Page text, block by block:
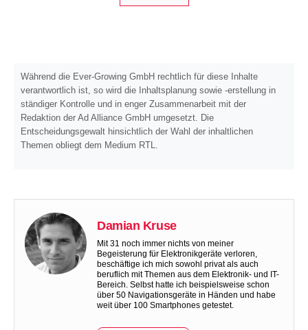
Während die Ever-Growing GmbH rechtlich für diese Inhalte
verantwortlich ist, so wird die Inhaltsplanung sowie -erstellung in
ständiger Kontrolle und in enger Zusammenarbeit mit der
Redaktion der Ad Alliance GmbH umgesetzt. Die
Entscheidungsgewalt hinsichtlich der Wahl der inhaltlichen
Themen obliegt dem Medium RTL.
Damian Kruse
Mit 31 noch immer nichts von meiner
Begeisterung für Elektronikgeräte verloren,
beschäftige ich mich sowohl privat als auch
beruflich mit Themen aus dem Elektronik- und IT-
Bereich. Selbst hatte ich beispielsweise schon
über 50 Navigationsgeräte in Händen und habe
weit über 100 Smartphones getestet.